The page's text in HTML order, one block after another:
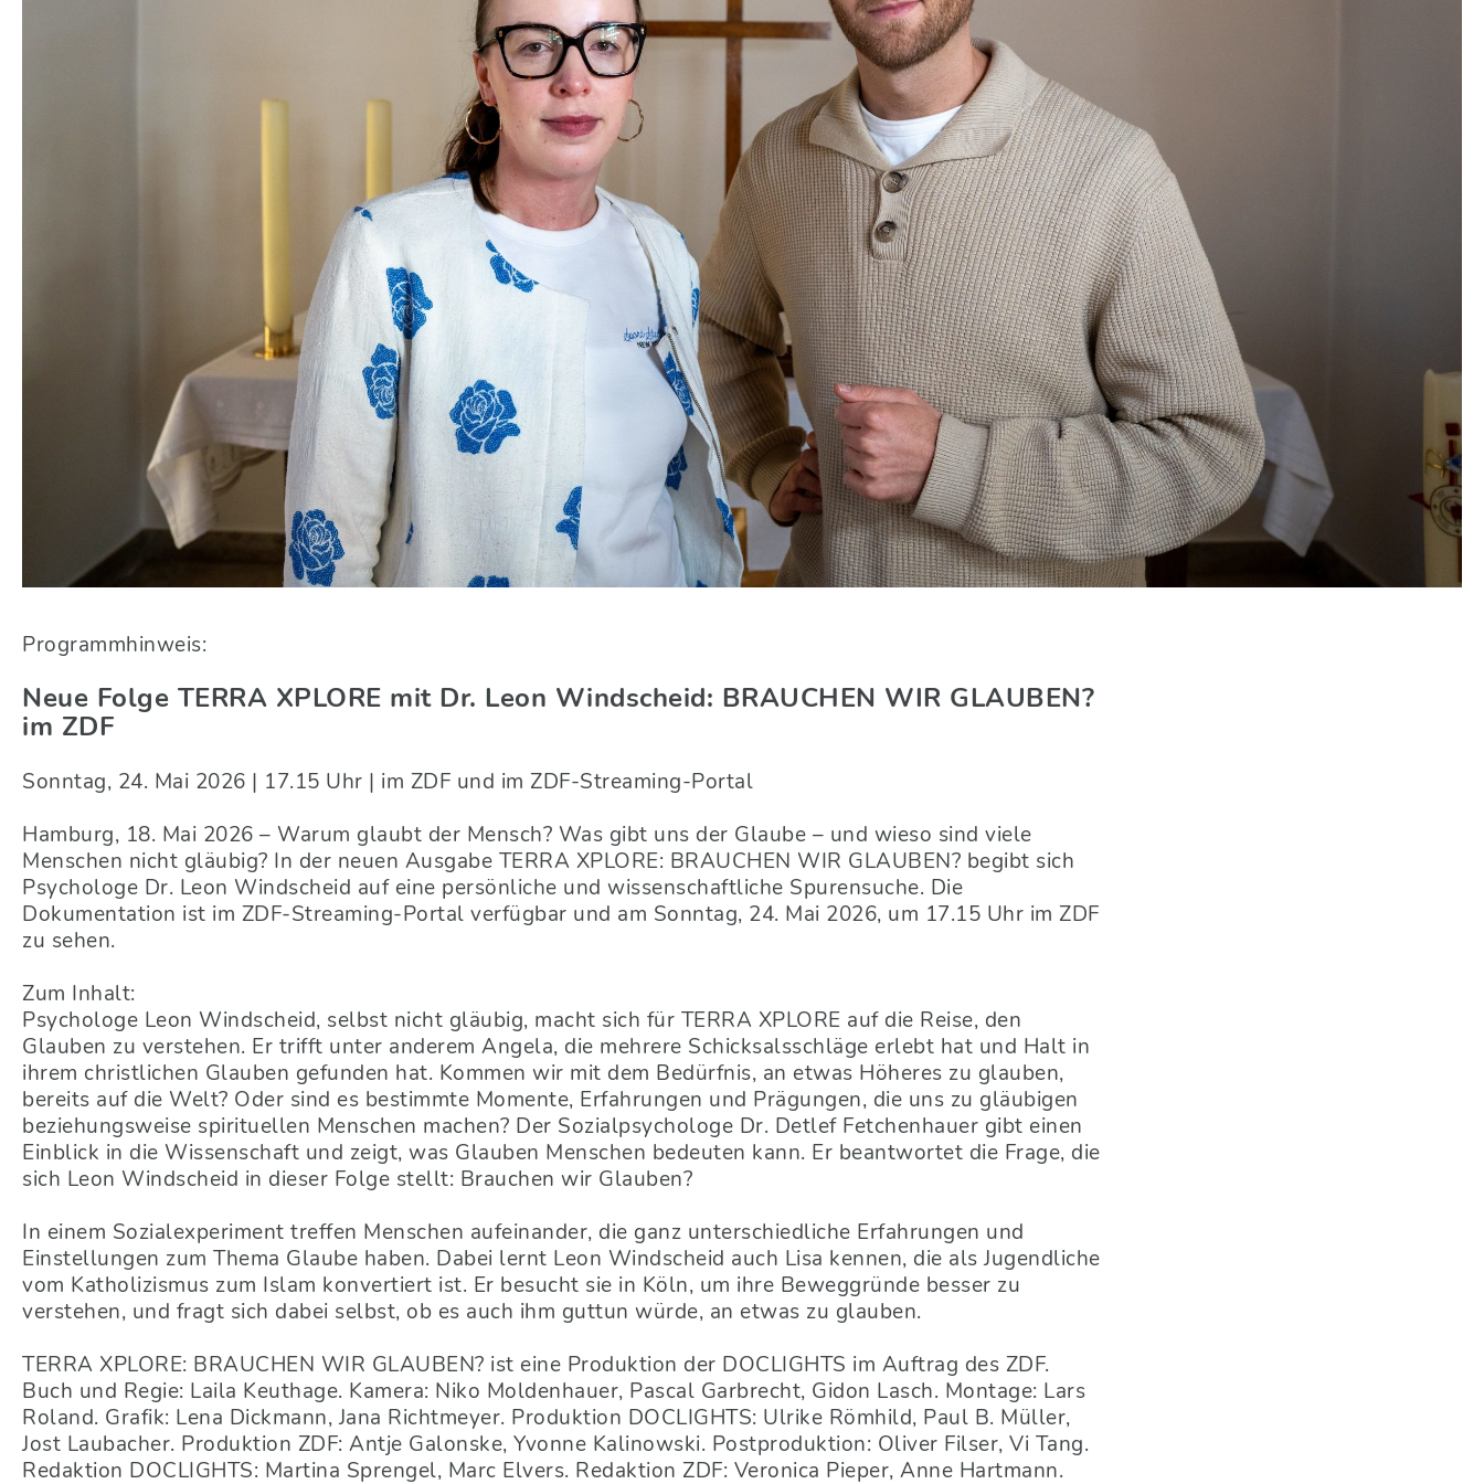
Programmhinweis:
Neue Folge TERRA XPLORE mit Dr. Leon Windscheid: BRAUCHEN WIR GLAUBEN?
im ZDF
Sonntag, 24. Mai 2026 | 17.15 Uhr | im ZDF und im ZDF-Streaming-Portal
Hamburg, 18. Mai 2026 – Warum glaubt der Mensch? Was gibt uns der Glaube – und wieso sind viele
Menschen nicht gläubig? In der neuen Ausgabe TERRA XPLORE: BRAUCHEN WIR GLAUBEN? begibt sich
Psychologe Dr. Leon Windscheid auf eine persönliche und wissenschaftliche Spurensuche. Die
Dokumentation ist im ZDF-Streaming-Portal verfügbar und am Sonntag, 24. Mai 2026, um 17.15 Uhr im ZDF
zu sehen.
Zum Inhalt:
Psychologe Leon Windscheid, selbst nicht gläubig, macht sich für TERRA XPLORE auf die Reise, den
Glauben zu verstehen. Er trifft unter anderem Angela, die mehrere Schicksalsschläge erlebt hat und Halt in
ihrem christlichen Glauben gefunden hat. Kommen wir mit dem Bedürfnis, an etwas Höheres zu glauben,
bereits auf die Welt? Oder sind es bestimmte Momente, Erfahrungen und Prägungen, die uns zu gläubigen
beziehungsweise spirituellen Menschen machen? Der Sozialpsychologe Dr. Detlef Fetchenhauer gibt einen
Einblick in die Wissenschaft und zeigt, was Glauben Menschen bedeuten kann. Er beantwortet die Frage, die
sich Leon Windscheid in dieser Folge stellt: Brauchen wir Glauben?
In einem Sozialexperiment treffen Menschen aufeinander, die ganz unterschiedliche Erfahrungen und
Einstellungen zum Thema Glaube haben. Dabei lernt Leon Windscheid auch Lisa kennen, die als Jugendliche
vom Katholizismus zum Islam konvertiert ist. Er besucht sie in Köln, um ihre Beweggründe besser zu
verstehen, und fragt sich dabei selbst, ob es auch ihm guttun würde, an etwas zu glauben.
TERRA XPLORE: BRAUCHEN WIR GLAUBEN? ist eine Produktion der DOCLIGHTS im Auftrag des ZDF.
Buch und Regie: Laila Keuthage. Kamera: Niko Moldenhauer, Pascal Garbrecht, Gidon Lasch. Montage: Lars
Roland. Grafik: Lena Dickmann, Jana Richtmeyer. Produktion DOCLIGHTS: Ulrike Römhild, Paul B. Müller,
Jost Laubacher. Produktion ZDF: Antje Galonske, Yvonne Kalinowski. Postproduktion: Oliver Filser, Vi Tang.
Redaktion DOCLIGHTS: Martina Sprengel, Marc Elvers. Redaktion ZDF: Veronica Pieper, Anne Hartmann.